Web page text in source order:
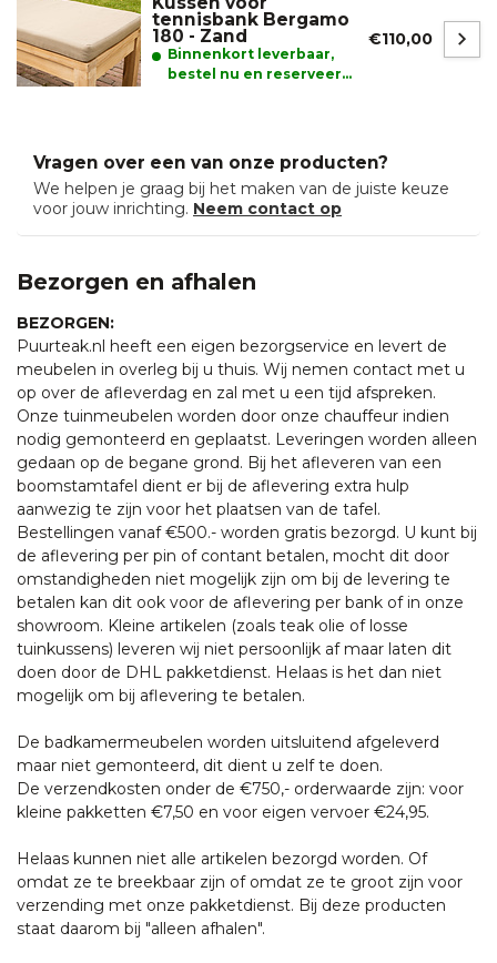
tennisbank Bergamo
180 - Zand
Binnenkort leverbaar,
bestel nu en reserveer
€110,00
Vragen over een van onze producten?
We helpen je graag bij het maken van de juiste keuze
voor jouw inrichting. Neem contact op
Bezorgen en afhalen
BEZORGEN:
Puurteak.nl heeft een eigen bezorgservice en levert de
meubelen in overleg bij u thuis. Wij nemen contact met u
op over de afleverdag en zal met u een tijd afspreken.
Onze tuinmeubelen worden door onze chauffeur indien
nodig gemonteerd en geplaatst. Leveringen worden alleen
gedaan op de begane grond. Bij het afleveren van een
boomstamtafel dient er bij de aflevering extra hulp
aanwezig te zijn voor het plaatsen van de tafel.
Bestellingen vanaf €500.- worden gratis bezorgd. U kunt bij
de aflevering per pin of contant betalen, mocht dit door
omstandigheden niet mogelijk zijn om bij de levering te
betalen kan dit ook voor de aflevering per bank of in onze
showroom. Kleine artikelen (zoals teak olie of losse
tuinkussens) leveren wij niet persoonlijk af maar laten dit
doen door de DHL pakketdienst. Helaas is het dan niet
mogelijk om bij aflevering te betalen.
De badkamermeubelen worden uitsluitend afgeleverd
maar niet gemonteerd, dit dient u zelf te doen.
De verzendkosten onder de €750,- orderwaarde zijn: voor
kleine pakketten €7,50 en voor eigen vervoer €24,95.
Helaas kunnen niet alle artikelen bezorgd worden. Of
omdat ze te breekbaar zijn of omdat ze te groot zijn voor
verzending met onze pakketdienst. Bij deze producten
staat daarom bij "alleen afhalen".